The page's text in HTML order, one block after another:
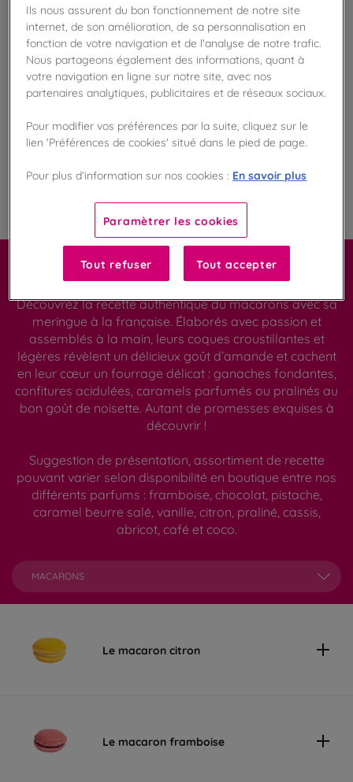
dès 50€ d'achat
Gagnez 23 points de fidélité !
avec notre programme Privilège
Fabriqué en France
Carrément macaron !
Découvrez la recette authentique du macarons avec sa
meringue à la française. Élaborés avec passion et
assemblés à la main, leurs coques croustillantes et
légères révèlent un délicieux goût d’amande et cachent
en leur cœur un fourrage délicat : ganaches fondantes,
confitures acidulées, caramels parfumés ou pralinés au
bon goût de noisette. Autant de promesses exquises à
découvrir !
Suggestion de présentation, assortiment de recette
pouvant varier selon disponibilité en boutique entre nos
différents parfums : framboise, chocolat, pistache,
caramel beurre salé, vanille, citron, praliné, cassis,
abricot, café et coco.
MACARONS
Le macaron citron
Le macaron framboise
Ils nous assurent du bon fonctionnement de notre site
internet, de son amélioration, de sa personnalisation en
fonction de votre navigation et de l'analyse de notre trafic.
Nous partageons également des informations, quant à
votre navigation en ligne sur notre site, avec nos
partenaires analytiques, publicitaires et de réseaux sociaux.
Pour modifier vos préférences par la suite, cliquez sur le
lien 'Préférences de cookies' situé dans le pied de page.
Pour plus d’information sur nos cookies : En savoir plus
Paramètrer les cookies
Tout refuser Tout accepter